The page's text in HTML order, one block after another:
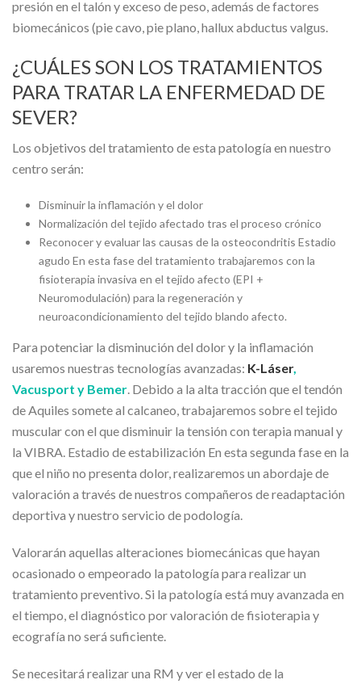
presión en el talón y exceso de peso, además de factores
biomecánicos (pie cavo, pie plano, hallux abductus valgus.
¿CUÁLES SON LOS TRATAMIENTOS
PARA TRATAR LA ENFERMEDAD DE
SEVER?
Los objetivos del tratamiento de esta patología en nuestro
centro serán:
Disminuir la inflamación y el dolor
Normalización del tejido afectado tras el proceso crónico
Reconocer y evaluar las causas de la osteocondritis Estadio
agudo En esta fase del tratamiento trabajaremos con la
fisioterapia invasiva en el tejido afecto (EPI +
Neuromodulación) para la regeneración y
neuroacondicionamiento del tejido blando afecto.
Para potenciar la disminución del dolor y la inflamación
usaremos nuestras tecnologías avanzadas: K-Láser,
Vacusport y Bemer. Debido a la alta tracción que el tendón
de Aquiles somete al calcaneo, trabajaremos sobre el tejido
muscular con el que disminuir la tensión con terapia manual y
la VIBRA. Estadio de estabilización En esta segunda fase en la
que el niño no presenta dolor, realizaremos un abordaje de
valoración a través de nuestros compañeros de readaptación
deportiva y nuestro servicio de podología.
Valorarán aquellas alteraciones biomecánicas que hayan
ocasionado o empeorado la patología para realizar un
tratamiento preventivo. Si la patología está muy avanzada en
el tiempo, el diagnóstico por valoración de fisioterapia y
ecografía no será suficiente.
Se necesitará realizar una RM y ver el estado de la